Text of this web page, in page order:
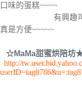
口味的蛋糕~~~~
有興趣可以前
真是方便~~~~~
☆MaMa甜蜜烘陪坊
http://